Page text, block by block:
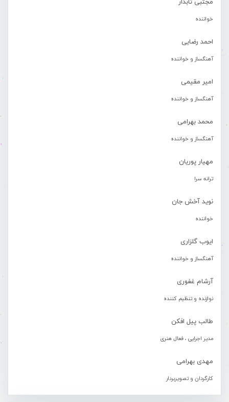
مجتبی تابدار
خواننده
احمد رضایی
آهنگساز و خواننده
امیر مقیمی
آهنگساز و خواننده
محمد بهرامی
آهنگساز و خواننده
مهیار پوریان
ترانه سرا
نوید آخش جان
خواننده
ایوب گلزاری
آهنگساز و خواننده
آرشام غفوری
نوازنده و تنظیم کننده
طالب پیل افکن
مدیر اجرایی ، فعال هنری
مهدی بهرامی
کارگردان و تصویربردار